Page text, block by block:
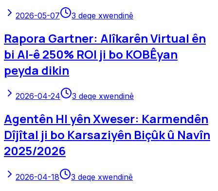
2026-05-07 3 deqe xwendinê
Rapora Gartner: Alîkarên Virtual ên
bi AI-ê 250% ROI ji bo KOBÊyan
peyda dikin
2026-04-24 3 deqe xwendinê
Agentên HI yên Xweser: Karmendên
Dîjîtal ji bo Karsaziyên Biçûk û Navîn
2025/2026
2026-04-18 3 deqe xwendinê